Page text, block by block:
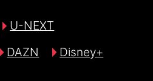
U-NEXT
DAZN
Disney+